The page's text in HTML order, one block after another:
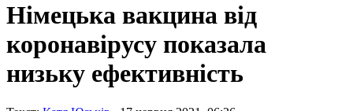
Німецька вакцина від
коронавірусу показала
низьку ефективність